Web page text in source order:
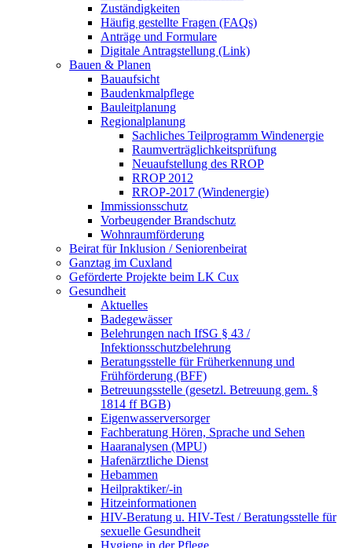
Zuständigkeiten
Häufig gestellte Fragen (FAQs)
Anträge und Formulare
Digitale Antragstellung (Link)
Bauen & Planen
Bauaufsicht
Baudenkmalpflege
Bauleitplanung
Regionalplanung
Sachliches Teilprogramm Windenergie
Raumverträglichkeitsprüfung
Neuaufstellung des RROP
RROP 2012
RROP-2017 (Windenergie)
Immissionsschutz
Vorbeugender Brandschutz
Wohnraumförderung
Beirat für Inklusion / Seniorenbeirat
Ganztag im Cuxland
Geförderte Projekte beim LK Cux
Gesundheit
Aktuelles
Badegewässer
Belehrungen nach IfSG § 43 /
Infektionsschutzbelehrung
Beratungsstelle für Früherkennung und
Frühförderung (BFF)
Betreuungsstelle (gesetzl. Betreuung gem. §
1814 ff BGB)
Eigenwasserversorger
Fachberatung Hören, Sprache und Sehen
Haaranalysen (MPU)
Hafenärztliche Dienst
Hebammen
Heilpraktiker/-in
Hitzeinformationen
HIV-Beratung u. HIV-Test / Beratungsstelle für
sexuelle Gesundheit
Hygiene in der Pflege